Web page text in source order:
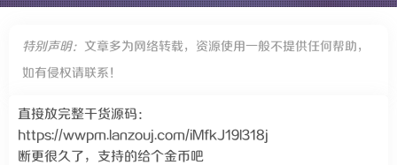
特别声明： 文章多为网络转载，资源使用一般不提供任何帮助，
如有侵权请联系！
直接放完整干货源码：
https://wwpm.lanzouj.com/iMfkJ19l318j
断更很久了，支持的给个金币吧